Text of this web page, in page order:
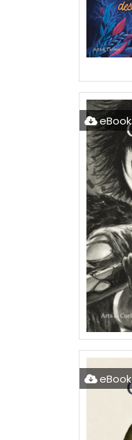
eBook
eBook